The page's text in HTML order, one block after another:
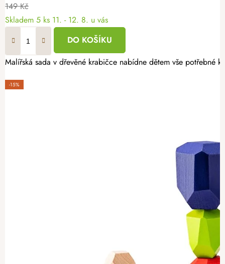
149 Kč
Skladem 5 ks 11. - 12. 8. u vás
DO KOŠÍKU
Malířská sada v dřevěné krabičce nabídne dětem vše potřebné
-15%